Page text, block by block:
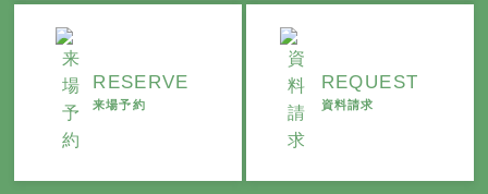
RESERVE
来場予約
REQUEST
資料請求